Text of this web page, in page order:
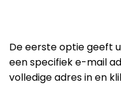
De eerste optie geeft
een specifiek e-mail
volledige adres in en